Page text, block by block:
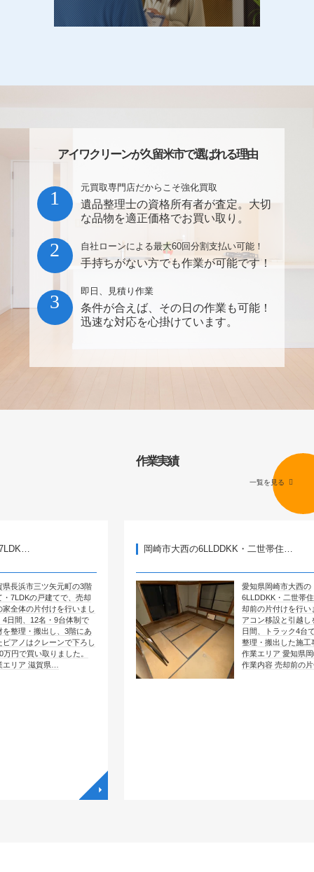
アイワクリーンが久留米市で選ばれる理由
元買取専門店だからこそ強化買取
遺品整理士の資格所有者が査定。大切
な品物を適正価格でお買い取り。
1
自社ローンによる最大60回分割支払い可能！
手持ちがない方でも作業が可能です！
2
即日、見積り作業
条件が合えば、その日の作業も可能！
迅速な対応を心掛けています。
3
作業実績
一覧を見る
元町の3階
てで、売却
を行いまし
9台体制で
、3階にあ
ンで下ろし
ました。
…
岡崎市大西の6LLDDKK・二世帯住…
愛知県岡崎市大西の
6LLDDKK・二世帯住宅で、売
却前の片付けを行いました。エ
アコン移設と引越しを含めて4
日間、トラック4台で全部屋を
整理・搬出した施工事例です。
作業エリア 愛知県岡崎市大西
作業内容 売却前の片付け …